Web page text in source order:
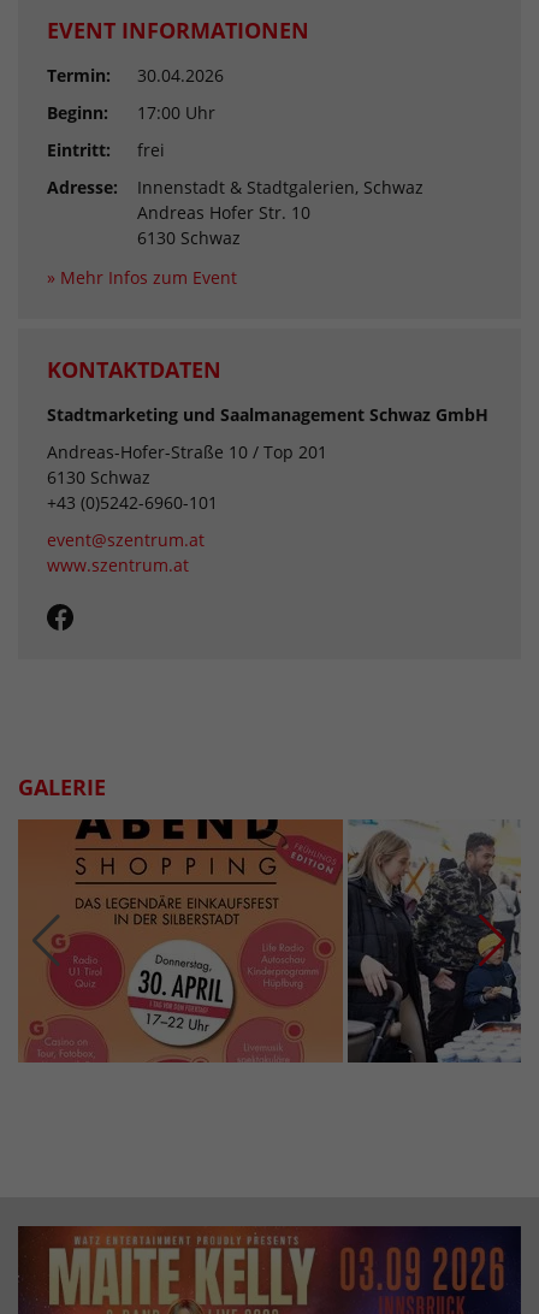
EVENT INFORMATIONEN
Termin:
30.04.2026
Beginn:
17:00 Uhr
Eintritt:
frei
Adresse:
Innenstadt & Stadtgalerien, Schwaz
Andreas Hofer Str. 10
6130 Schwaz
» Mehr Infos zum Event
KONTAKTDATEN
Stadtmarketing und Saalmanagement Schwaz GmbH
Andreas-Hofer-Straße 10 / Top 201
6130 Schwaz
+43 (0)5242-6960-101
event@szentrum.at
www.szentrum.at
GALERIE